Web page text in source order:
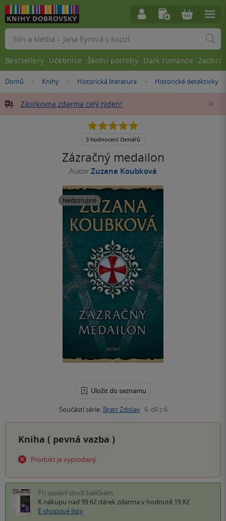
Nacházíte
zde:
Domů »
Knihy »Historická literatura »Historické detektivky
Zásilkovna zdarma celý týden!
Zázračný medailon
Autor Zuzana Koubková
Nedostupné
Uložit do seznamu
Součástí série: Bratr Zdislav 6. díl z 6
5.0
5
3 hodnocení čtenářů
Kniha ( pevná vazba )
Produkt je vyprodaný.
Při zaslání zboží balíčkem
K nákupu nad 99 Kč dárek zdarma v hodnotě 19 Kč
E-shopové listy
Vyhledávání
Bestsellery Učebnice Školní potřeby Dark romance